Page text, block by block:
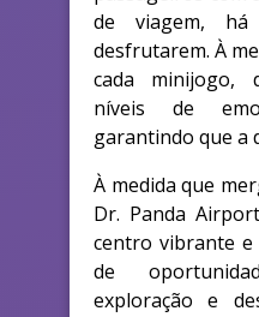
de viagem,
desfrutarem. À
cada minijogo,
níveis de
garantindo que a
À medida que
Dr. Panda
centro vibrante e
de
exploração e